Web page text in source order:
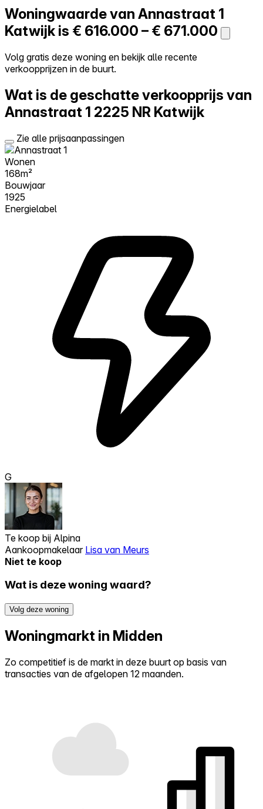
Zelf kopen
Alles-in-één
Reviews
Log in
Woningwaarde van Annastraat 1
Katwijk is € 616.000 – € 671.000
Volg gratis deze woning en bekijk alle recente
verkoopprijzen in de buurt.
Wat is de geschatte verkoopprijs van
Annastraat 1 2225 NR Katwijk
Zie alle prijsaanpassingen
Wonen
168m²
Bouwjaar
1925
Energielabel
G
Te koop bij Alpina
Aankoopmakelaar Lisa van Meurs
Niet te koop
Wat is deze woning waard?
Volg deze woning
Woningmarkt in Midden
Zo competitief is de markt in deze buurt op basis van
transacties van de afgelopen 12 maanden.